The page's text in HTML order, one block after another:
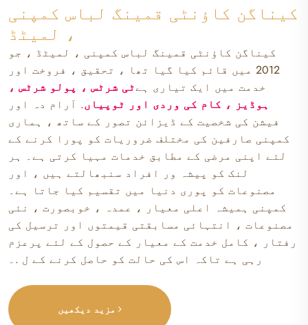
کیناگن کاؤنٹی قمینگ لباس کمپنی
، لمیٹڈ
کیناگن کاؤنٹی قمینگ لباس کمپنی ، لمیٹڈ ، جو
2012 میں قائم کیا گیا تھا ، تحقیق ، فروخت اور
خدمت میں ایک تیاری ہےٹی شرٹس ، پولو شرٹس ،
ہوڈیز ، کام کی وردی اور ٹوپیاں. آرام دہ اور
فیشن کی شخصیت کے ڈیزائن تصور کے ساتھ ، ہماری
کمپنی صارفین کی مختلف ضروریات کو پورا کرنے کے
لئے اپنی مرضی کے مطابق خدمات مہیا کرتی ہے۔ ہر
لنک کو پیشہ ور افراد سنبھالتے ہیں ، اور
مصنوعات کو پوری دنیا میں تقسیم کیا جاتا ہے۔
کمپنی ہمیشہ اعلی معیار ، عمدہ ، خوبصورت ، نئی
مصنوعات ، انتہائی مسابقتی قیمتوں اور ترسیل کی
رفتار ، کامل خدمت کے معیار کے حصول کے لئے پرعزم
رہی ہے تاکہ اس کی حالت کو حاصل کرنے کے ل .۔